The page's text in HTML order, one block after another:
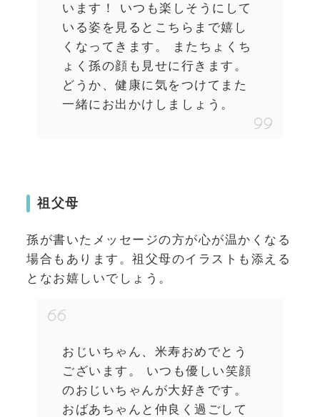
います！ いつも楽しそうにして
いる姿を見るとこちらまで嬉し
くなってきます。 またちょくち
ょく孫の顔も見せに行きます。
どうか、健康に気をつけてまた
一緒にお出かけしましょう。
祖父母
孫が書いたメッセージの方が心が温かくなる
場合もあります。祖父母のイラストも添える
となお嬉しいでしょう。
おじいちゃん、米寿おめでとう
ございます。 いつも優しい笑顔
のおじいちゃんが大好きです。
おばあちゃんと仲良く過ごして